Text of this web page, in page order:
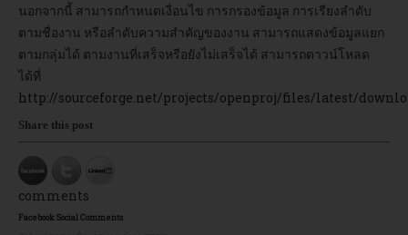
DOWNLOAD
นอกจากนี้ สามารถกำหนดเงื่อนไข การกรองข้อมูล การเรียงลำดับ
ตามชื่องาน หรือลำดับความสำคัญของงาน สามารถแสดงข้อมูลแยก
ตามกลุ่มได้ ตามงานที่เสร็จหรือยังไม่เสร็จได้ สามารถดาวน์โหลด
ได้ที่
http://sourceforge.net/projects/openproj/files/latest/
Share this post
comments
Facebook Social Comments